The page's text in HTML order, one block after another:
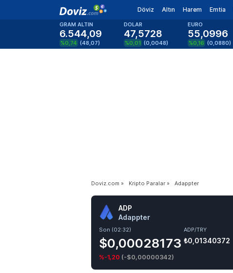
Döviz Altın Harem Emtia
GRAM ALTIN
6.544,09
%0,74 (48,07)
DOLAR
47,5728
%0,01 (0,0048)
EURO
55,0996
%0,16 (0,0880)
Doviz.com » Kripto Paralar » Adappter
ADP
Adappter
Son (02:32)
$0,00028173
%-1,20 (-$0,00000342)
ADP/TRY
₺0,01340372